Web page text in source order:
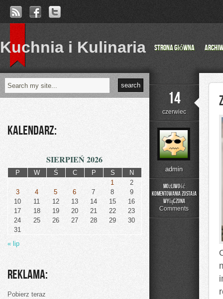
Kuchnia i Kulinaria Strona główna
14
czerwiec
admin
Możliwość
komentowania
Zapachowe
Inspiracje
została
wyłączona
Comments
Kalendarz:
SIERPIEŃ 2026
P W Ś C P S
N
1
2
3
4 5 6 7 8
9
10
11 12 13 14 15
16
17
18 19 20 21 22
23
24
25 26 27 28 29
30
31
« lip
Reklama:
Pobierz teraz